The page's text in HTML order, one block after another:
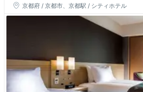
京都府 / 京都市、京都駅 / シティホテル